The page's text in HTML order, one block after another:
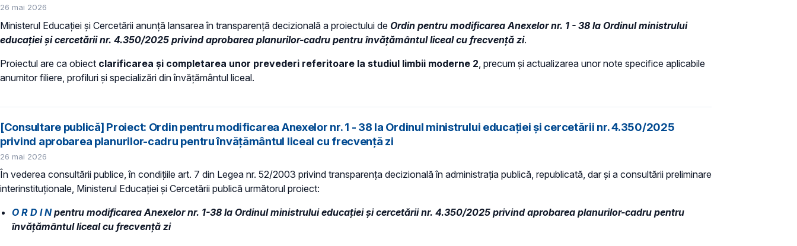
26 mai 2026
Ministerul Educației și Cercetării anunță lansarea în transparență decizională a proiectului de Ordin pentru modificarea Anexelor nr. 1 - 38 la Ordinul ministrului
educației și cercetării nr. 4.350/2025 privind aprobarea planurilor-cadru pentru învățământul liceal cu frecvență zi.
Proiectul are ca obiect clarificarea și completarea unor prevederi referitoare la studiul limbii moderne 2, precum și actualizarea unor note specifice aplicabile
anumitor filiere, profiluri și specializări din învățământul liceal.
[Consultare publică] Proiect: Ordin pentru modificarea Anexelor nr. 1 - 38 la Ordinul ministrului educației și cercetării nr. 4.350/2025
privind aprobarea planurilor-cadru pentru învățământul liceal cu frecvență zi
26 mai 2026
În vederea consultării publice, în condiţiile art. 7 din Legea nr. 52/2003 privind transparenţa decizională în administraţia publică, republicată, dar și a consultării preliminare
interinstituționale, Ministerul Educaţiei și Cercetării publică următorul proiect:
O R D I Npentru modificarea Anexelor nr. 1-38 la Ordinul ministrului educației și cercetării nr. 4.350/2025 privind aprobarea planurilor-cadru pentru
învățământul liceal cu frecvență zi